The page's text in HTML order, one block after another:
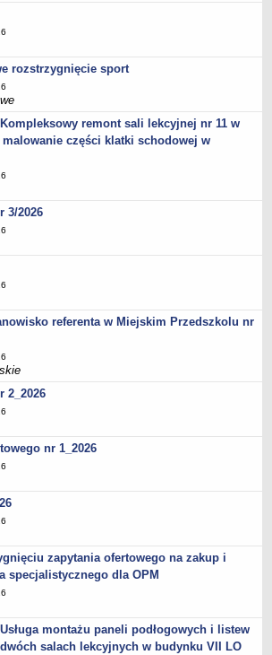
archiwa
PUBLICZNEJ
rozstrzygnięcie sport
remont sali lekcyjnej nr 11 w
części klatki schodowej w
3/2026
referenta w Miejskim Przedszkolu nr
2_2026
nr 1_2026
zapytania ofertowego na zakup i
specjalistycznego dla OPM
montażu paneli podłogowych i listew
salach lekcyjnych w budynku VII LO